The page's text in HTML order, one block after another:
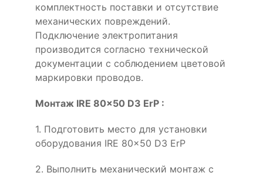
комплектность поставки и отсутствие
механических повреждений.
Подключение электропитания
производится согласно технической
документации с соблюдением цветовой
маркировки проводов.
Монтаж IRE 80x50 D3 ErP :
1. Подготовить место для установки
оборудования IRE 80x50 D3 ErP
2. Выполнить механический монтаж с